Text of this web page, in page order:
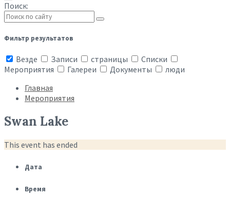
Поиск:
Фильтр результатов
Везде Записи страницы
Списки
Мероприятия
Галереи Документы
люди
Главная
Мероприятия
Swan Lake
This event has ended
Дата
Время